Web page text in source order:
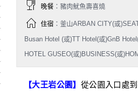
晚餐：豬肉魷魚壽喜燒
住宿：釜山ARBAN CITY(或
Busan Hotel (或)TT Hotel(或)GnB
HOTEL GUSEO(或)BUSINESS(或
【大王岩公園】 從公園入口處